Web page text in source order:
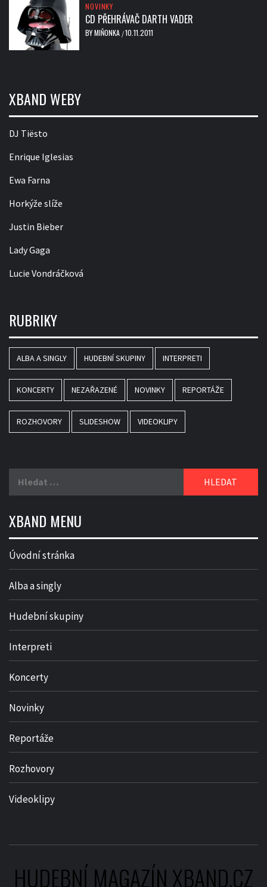
NOVINKY
CD PŘEHRÁVAČ DARTH VADER
BYMIŇONKA /10.11.2011
XBAND WEBY
DJ Tiësto
Enrique Iglesias
Ewa Farna
Horkýže slíže
Justin Bieber
Lady Gaga
Lucie Vondráčková
RUBRIKY
ALBA A SINGLY HUDEBNÍ SKUPINY INTERPRETI
KONCERTY NEZAŘAZENÉ NOVINKY REPORTÁŽE
ROZHOVORY SLIDESHOW VIDEOKLIPY
XBAND MENU
Úvodní stránka
Alba a singly
Hudební skupiny
Interpreti
Koncerty
Novinky
Reportáže
Rozhovory
Videoklipy
HUDEBNÍ MAGAZÍN XBAND.CZ